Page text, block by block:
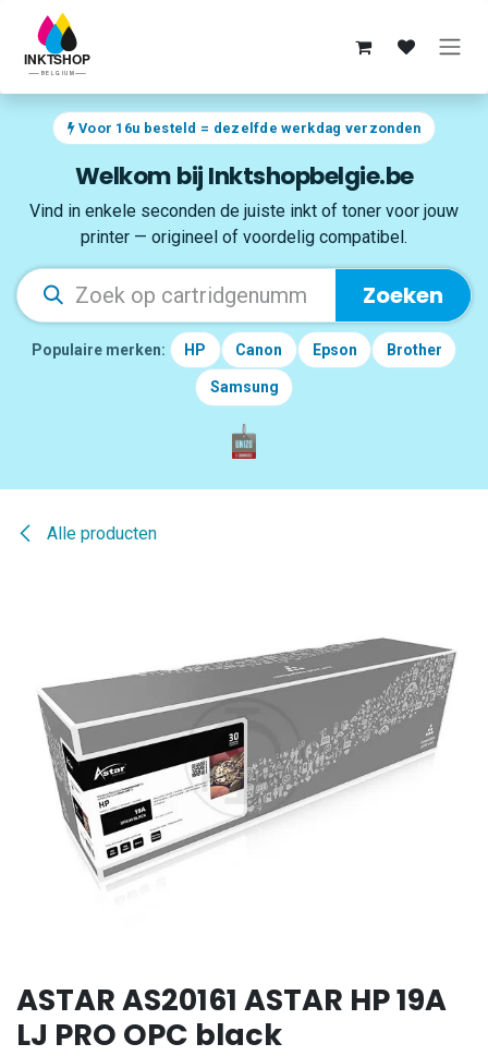
Overslaan naar inhoud
Voor 16u besteld = dezelfde werkdag verzonden
Welkom bij Inktshopbelgie.be
Vind in enkele seconden de juiste inkt of toner voor jouw
printer — origineel of voordelig compatibel.
Zoeken
Populaire merken: HP Canon Epson Brother
Samsung
Alle producten
ASTAR AS20161 ASTAR HP 19A
LJ PRO OPC black